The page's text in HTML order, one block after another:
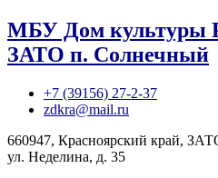
МБУ Дом культуры
ЗАТО п. Солнечный
+7 (39156) 27-2-37
zdkra@mail.ru
660947, Красноярский край,
ул. Неделина, д. 35